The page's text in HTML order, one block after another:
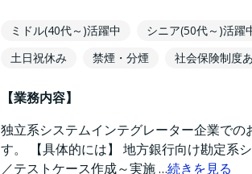
ミドル(40代～)活躍中
シニア(50代～)活躍
土日祝休み
禁煙・分煙 社会保険制度
【業務内容】
独立系システムインテグレーター企業で
す。 【具体的には】 地方銀行向け勘定系
／テストケース作成～実施…続きを見る